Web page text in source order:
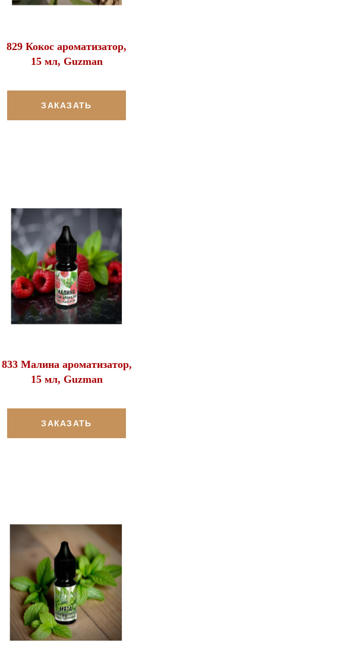
829 Кокос ароматизатор,
15 мл, Guzman
ЗАКАЗАТЬ
833 Малина ароматизатор,
15 мл, Guzman
ЗАКАЗАТЬ